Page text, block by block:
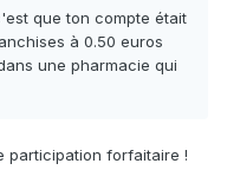
que ton compte était
à 0.50 euros
une pharmacie qui
participation forfaitaire !